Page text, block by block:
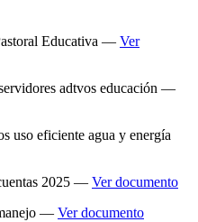
Educativa — Ver
adtvos educación —
uso eficiente agua y energía
2025 — Ver documento
— Ver documento